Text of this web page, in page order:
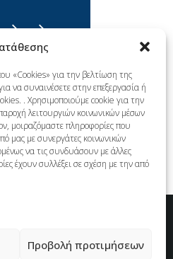
«Cookies» για την βελτίωση της
να συναινέσετε στην επεξεργασία ή
. Χρησιμοποιούμε cookie για την
λειτουργιών κοινωνικών μέσων
μοιραζόμαστε πληροφορίες που
μας με συνεργάτες κοινωνικών
να τις συνδυάσουν με άλλες
έχουν συλλέξει σε σχέση με την από
Προβολή προτιμήσεων
Instagram LinkedIn X